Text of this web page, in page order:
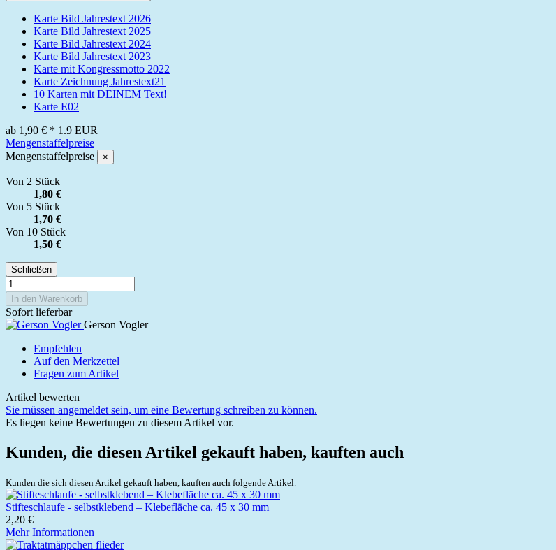
Karte Bild Jahrestext 2026
Karte Bild Jahrestext 2025
Karte Bild Jahrestext 2024
Karte Bild Jahrestext 2023
Karte mit Kongressmotto 2022
Karte Zeichnung Jahrestext21
10 Karten mit DEINEM Text!
Karte E02
ab 1,90 € * 1.9 EUR
Mengenstaffelpreise
Mengenstaffelpreise
×
Von 2 Stück
1,80 €
Von 5 Stück
1,70 €
Von 10 Stück
1,50 €
Schließen
In den Warenkorb
Sofort lieferbar
Gerson Vogler
Empfehlen
Auf den Merkzettel
Fragen zum Artikel
Artikel bewerten
Sie müssen angemeldet sein, um eine Bewertung schreiben zu können.
Es liegen keine Bewertungen zu diesem Artikel vor.
Kunden, die diesen Artikel gekauft haben, kauften auch
Kunden die sich diesen Artikel gekauft haben, kauften auch folgende Artikel.
Stifteschlaufe - selbstklebend – Klebefläche ca. 45 x 30 mm
2,20 €
Mehr Informationen